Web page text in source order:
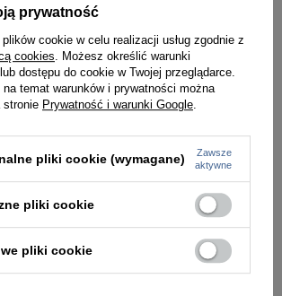
159,00 zł
prywatność
cookie w celu realizacji usług zgodnie z
cookies. Możesz określić warunki
dostępu do cookie w Twojej przeglądarce.
temat warunków i prywatności można
stronie Prywatność i warunki Google.
pliki cookie (wymagane)
Zawsze
aktywne
pliki cookie
pliki cookie